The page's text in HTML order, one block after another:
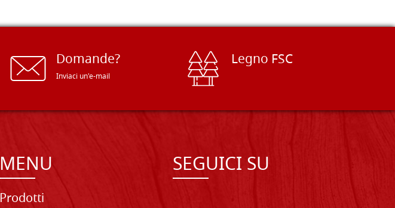
Domande?
Inviaci un'e-mail
Legno FSC
MENU
Prodotti
SEGUICI SU